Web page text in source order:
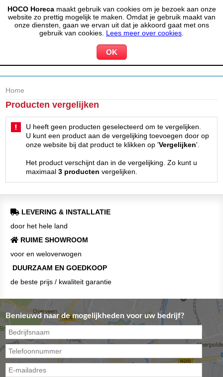
HOCO Horecamaakt gebruik van cookies om je bezoek aan onze
website zo prettig mogelijk te maken. Omdat je gebruik maakt van
onze diensten, gaan we ervan uit dat je akkoord gaat met ons
gebruik van cookies. Lees meer over cookies
(020) 497 6325 info@hocohoreca.nl
MIJN ACCOUNT 0 WINKELWAGEN
Home
Producten vergelijken
U heeft geen producten geselecteerd om te vergelijken.
U kunt een product aan de vergelijking toevoegen door op
onze website bij dat product te klikken op 'Vergelijken'.
Het product verschijnt dan in de vergelijking. Zo kunt u
maximaal3 producten vergelijken.
LEVERING & INSTALLATIE
door het hele land
RUIME SHOWROOM
voor en weloverwogen
DUURZAAM EN GOEDKOOP
de beste prijs / kwaliteit garantie
Benieuwd naar de mogelijkheden voor uw bedrijf?